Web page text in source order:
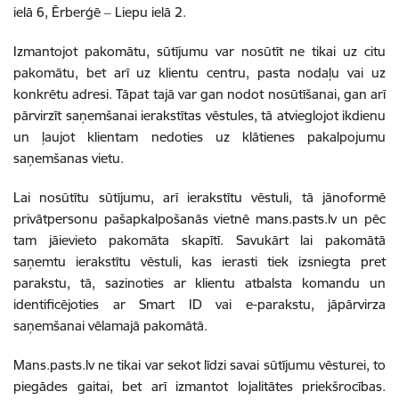
ielā 6, Ērberģē ‒ Liepu ielā 2.
Izmantojot pakomātu, sūtījumu var nosūtīt ne tikai uz citu
pakomātu, bet arī uz klientu centru, pasta nodaļu vai uz
konkrētu adresi. Tāpat tajā var gan nodot nosūtīšanai, gan arī
pārvirzīt saņemšanai ierakstītas vēstules, tā atvieglojot ikdienu
un ļaujot klientam nedoties uz klātienes pakalpojumu
saņemšanas vietu.
Lai nosūtītu sūtījumu, arī ierakstītu vēstuli, tā jānoformē
privātpersonu pašapkalpošanās vietnē mans.pasts.lv un pēc
tam jāievieto pakomāta skapītī. Savukārt lai pakomātā
saņemtu ierakstītu vēstuli, kas ierasti tiek izsniegta pret
parakstu, tā, sazinoties ar klientu atbalsta komandu un
identificējoties ar Smart ID vai e-parakstu, jāpārvirza
saņemšanai vēlamajā pakomātā.
Mans.pasts.lv ne tikai var sekot līdzi savai sūtījumu vēsturei, to
piegādes gaitai, bet arī izmantot lojalitātes priekšrocības.